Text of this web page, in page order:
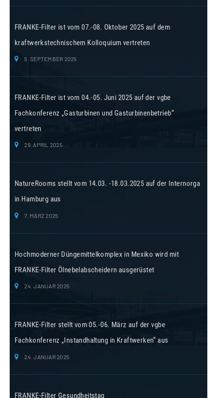
FRANKE-Filter ist vom 07.-08. Oktober 2025 auf dem
kraftwerkstechnischem Kolloquium vertreten
5. SEPTEMBER 2025
FRANKE-Filter ist vom 04.-05. Juni 2025 auf der vgbe
Fachkonferenz „Gasturbinen und Gasturbinenbetrieb“
vertreten
29. APRIL 2025
NatureRooms stellt vom 14.03. -18.03.2025 auf der Internorga
in Hamburg aus
7. MÄRZ 2025
Hochmoderner Düngemittelkomplex in Mexiko wird mit
FRANKE-Filter Ölnebelabscheidern ausgerüstet
24. JANUAR 2025
FRANKE-Filter stellt vom 05.-06. März auf der vgbe
Fachkonferenz „Instandhaltung in Kraftwerken“ aus
24. JANUAR 2025
FRANKE-Filter Gesundheitstag